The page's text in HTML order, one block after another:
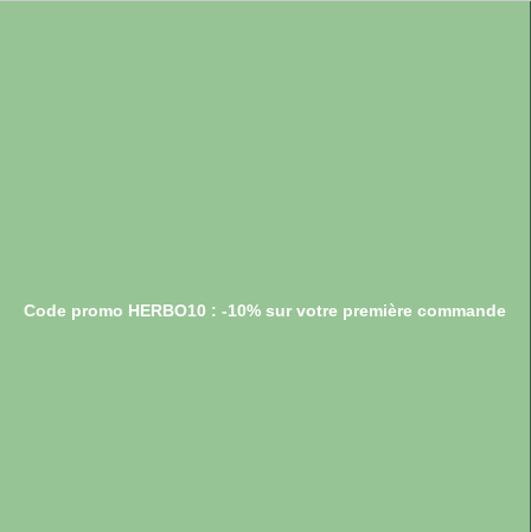
Code promo HERBO10 : -10% sur votre première commande